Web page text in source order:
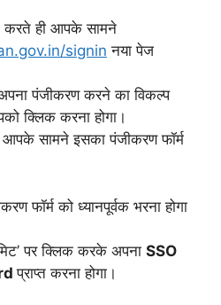
करते ही आपके सामने
signin नया पेज
पंजीकरण करने का विकल्प
क्लिक करना होगा।
सामने इसका पंजीकरण फॉर्म
फॉर्म को ध्यानपूर्वक भरना होगा
पर क्लिक करके अपना SSO
प्राप्त करना होगा।